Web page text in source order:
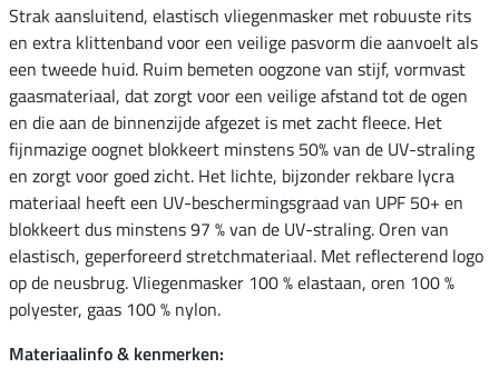
Strak aansluitend, elastisch vliegenmasker met robuuste rits
en extra klittenband voor een veilige pasvorm die aanvoelt als
een tweede huid. Ruim bemeten oogzone van stijf, vormvast
gaasmateriaal, dat zorgt voor een veilige afstand tot de ogen
en die aan de binnenzijde afgezet is met zacht fleece. Het
fijnmazige oognet blokkeert minstens 50% van de UV-straling
en zorgt voor goed zicht. Het lichte, bijzonder rekbare lycra
materiaal heeft een UV-beschermingsgraad van UPF 50+ en
blokkeert dus minstens 97 % van de UV-straling. Oren van
elastisch, geperforeerd stretchmateriaal. Met reflecterend logo
op de neusbrug. Vliegenmasker 100 % elastaan, oren 100 %
polyester, gaas 100 % nylon.
Materiaalinfo & kenmerken: